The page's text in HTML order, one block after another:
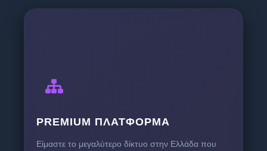
PREMIUM ΠΛΑΤΦΌΡΜΑ
Είμαστε το μεγαλύτερο δίκτυο στην Ελλάδα που